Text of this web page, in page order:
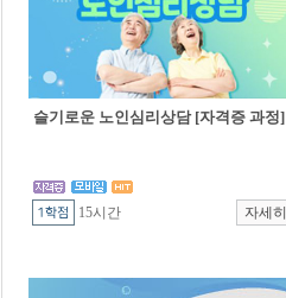
슬기로운 노인심리상담 [자격증 과정]
15시간